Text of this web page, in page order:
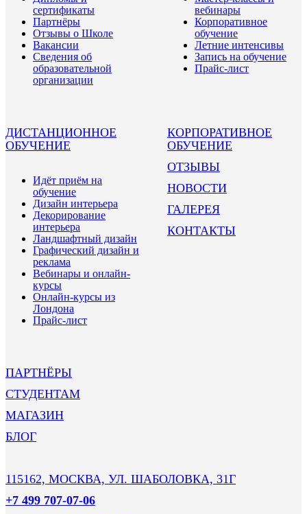
сертификаты
Партнёры
Отзывы о Школе
Вакансии
Сведения об
образовательной
организации
вебинары
Корпоративное
обучение
Летние интенсивы
Запись на обучение
Прайс-лист
ДИСТАНЦИОННОЕ
ОБУЧЕНИЕ
Идёт приём на
обучение
Дизайн интерьера
Декорирование
интерьера
Ландшафтный дизайн
Графический дизайн и
реклама
Вебинары и онлайн-
курсы
Онлайн-курсы из
Лондона
Прайс-лист
КОРПОРАТИВНОЕ
ОБУЧЕНИЕ
ОТЗЫВЫ
НОВОСТИ
ГАЛЕРЕЯ
КОНТАКТЫ
ПАРТНЁРЫ
СТУДЕНТАМ
МАГАЗИН
БЛОГ
115162, МОСКВА, УЛ. ШАБОЛОВКА, 31Г
+7 499 707-07-06